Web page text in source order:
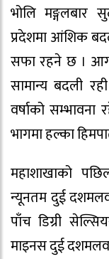
भोलि मङ्गलबार
प्रदेशमा आंशिक
सफा रहने छ ।
सामान्य बदली
वर्षाको
भागमा हल्का
महाशाखाको
न्यूनतम दुई
पाँच डिग्री
माइनस दुई दशमलव